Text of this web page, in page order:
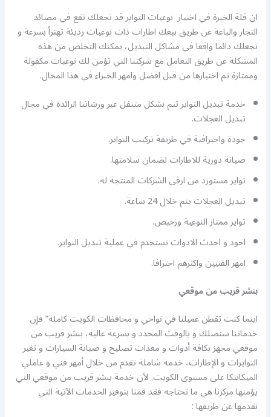
ان قلة الخبرة في اختيار نوعيات التواير قد تجعلك تقع في مصائد
التجار والباعة عن طريق بيعك اطارات ذات نوعيات رديئة تهترأ بسرعة و
تجعلك دائما واقعا في مشاكل التبديل، يمكنك التخلص من هذه
المشكلة عن طريق التعامل مع شركتنا التي تؤمن لك نوعيات مكفولة
وممتازة تم اختيارها من قبل افضل وامهر الخبراء في هذا المجال.
خدمة تبديل التواير تتم بشكل متنقل عبر ورشاتنا الرائدة في مجال
تبديل العجلات.
جودة واحترافية في طريقة تركيب التواير.
صيانة دورية للاطارات لضمان سلامتها.
تواير مستورد من ارقى الشركات المنتجة له.
تبديل العجلات يتم خلال 24 ساعة.
تواير ممتاز النوعية ورخيص.
اجود و احدث الادوات تستخدم في عملية تبديل التواير.
امهر الفنيين واكثرهم احترافا.
بنشر قريب من موقعي
اينما كنت تقطن عميلنا في نواحي و محافظات الكويت كاملة” فإن
خدماتنا ستصلك و بالوقت المحدد و بسرعة عالية، بنشر قريب من
موقعي مجهز بكافة أدوات و معدات تصليح و صيانة السيارات و تغير
التوايرات و الإطارات، خدمة شاملة تقدم من خلال أمهر فني و عاملي
الميكانيكا على مستوى الكويت. لأن خدمة بنشر قريب من موقعي التي
يؤمنها مركزنا هي ما تحتاجه فقد قمنا بتوفير الخدمات الآتية التي
نقدمها عن طريقها :